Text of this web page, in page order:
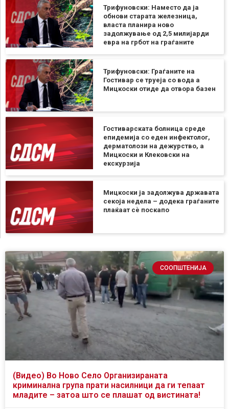
Трифуновски: Наместо да ја
обнови старата железница,
власта планира ново
задолжување од 2,5 милијарди
евра на грбот на граѓаните
Трифуновски: Граѓаните на
Гостивар се труеја со вода а
Мицкоски отиде да отвора базен
Гостиварската болница среде
епидемија со еден инфектолог,
дерматолози на дежурство, а
Мицкоски и Клековски на
екскурзија
Мицкоски ја задолжува државата
секоја недела – додека граѓаните
плаќаат сѐ поскапо
СООПШТЕНИЈА
(Видео) Во Ново Село Организираната
криминална група прати насилници да ги тепаат
младите – затоа што се плашат од вистината!